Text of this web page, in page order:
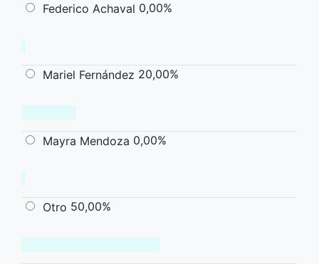
Federico Achaval 0,00%
Mariel Fernández 20,00%
Mayra Mendoza 0,00%
Otro 50,00%